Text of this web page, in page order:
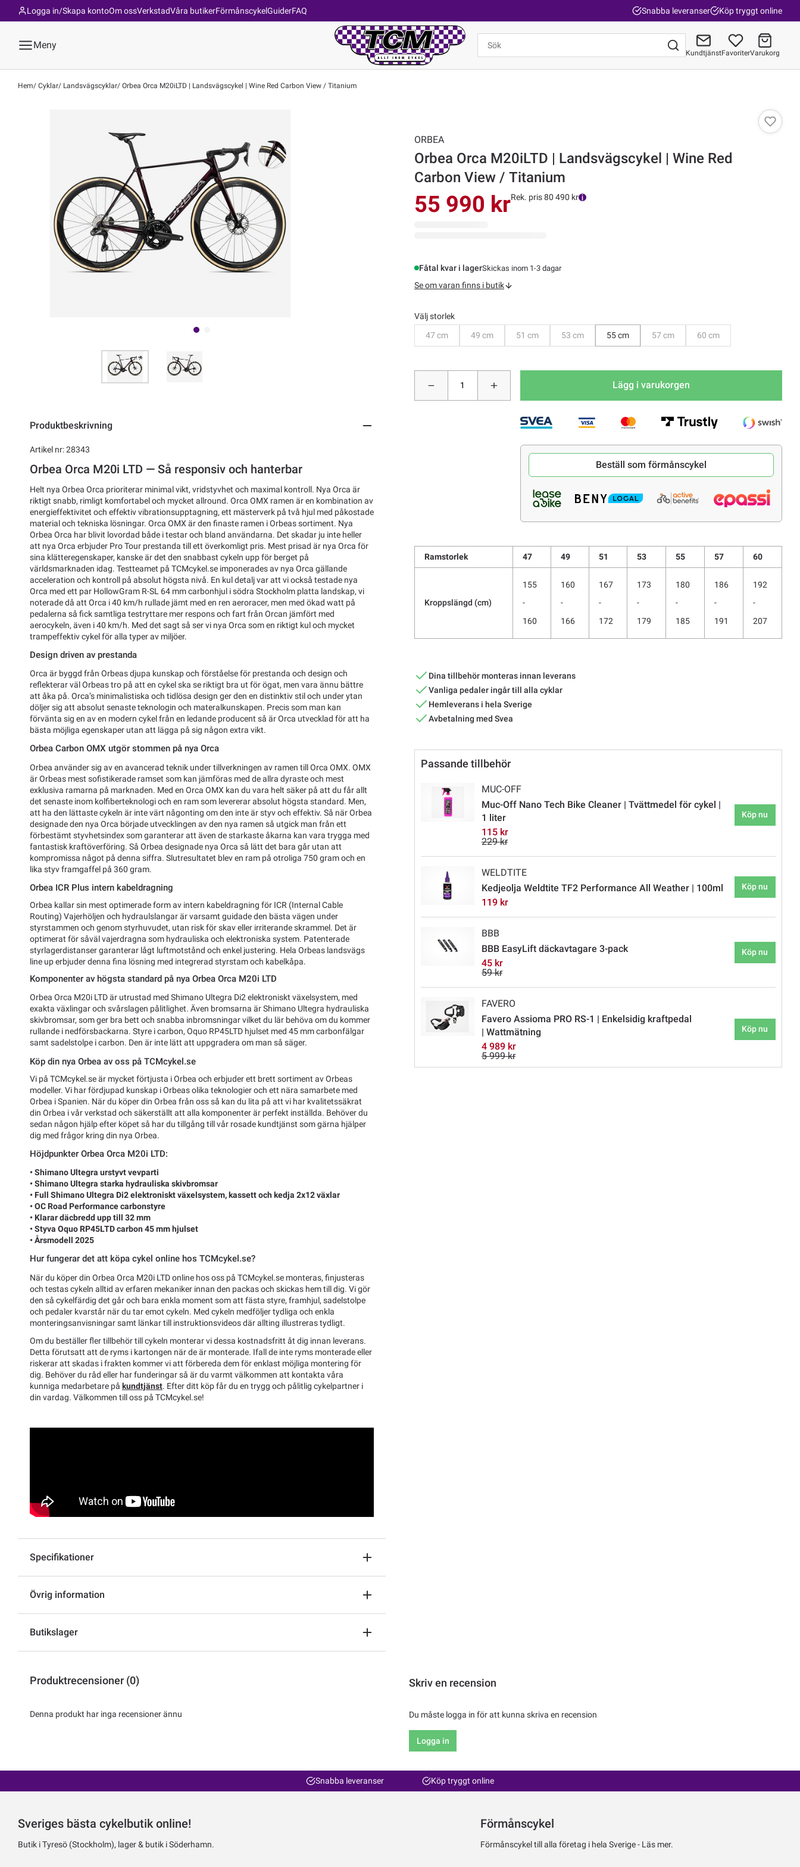
Om ossVerkstadVåra butikerFörmånscykelGuiderFAQ
Logga in/Skapa konto Snabba leveranser Köp tryggt online
Meny
KundtjänstFavoriterVarukorg
Hem Cyklar Landsvägscyklar Orbea Orca M20iLTD | Landsvägscykel | Wine Red Carbon View / Titanium
Produktbeskrivning
Artikel nr: 28343
Orbea Orca M20i LTD — Så responsiv och hanterbar
Helt nya Orbea Orca prioriterar minimal vikt, vridstyvhet och maximal kontroll. Nya Orca är
riktigt snabb, rimligt komfortabel och mycket allround. Orca OMX ramen är en kombination av
energieffektivitet och effektiv vibrationsupptagning, ett mästerverk på två hjul med påkostade
material och tekniska lösningar. Orca OMX är den finaste ramen i Orbeas sortiment. Nya
Orbea Orca har blivit lovordad både i testar och bland användarna. Det skadar ju inte heller
att nya Orca erbjuder Pro Tour prestanda till ett överkomligt pris. Mest prisad är nya Orca för
sina klätteregenskaper, kanske är det den snabbast cykeln upp för berget på
världsmarknaden idag. Testteamet på TCMcykel.se imponerades av nya Orca gällande
acceleration och kontroll på absolut högsta nivå. En kul detalj var att vi också testade nya
Orca med ett par HollowGram R-SL 64 mm carbonhjul i södra Stockholm platta landskap, vi
noterade då att Orca i 40 km/h rullade jämt med en ren aeroracer, men med ökad watt på
pedalerna så fick samtliga testryttare mer respons och fart från Orcan jämfört med
aerocykeln, även i 40 km/h. Med det sagt så ser vi nya Orca som en riktigt kul och mycket
trampeffektiv cykel för alla typer av miljöer.
Design driven av prestanda
Orca är byggd från Orbeas djupa kunskap och förståelse för prestanda och design och
reflekterar väl Orbeas tro på att en cykel ska se riktigt bra ut för ögat, men vara ännu bättre
att åka på. Orca’s minimalistiska och tidlösa design ger den en distinktiv stil och under ytan
döljer sig att absolut senaste teknologin och materalkunskapen. Precis som man kan
förvänta sig en av en modern cykel från en ledande producent så är Orca utvecklad för att ha
bästa möjliga egenskaper utan att lägga på sig någon extra vikt.
Orbea Carbon OMX utgör stommen på nya Orca
Orbea använder sig av en avancerad teknik under tillverkningen av ramen till Orca OMX. OMX
är Orbeas mest sofistikerade ramset som kan jämföras med de allra dyraste och mest
exklusiva ramarna på marknaden. Med en Orca OMX kan du vara helt säker på att du får allt
det senaste inom kolfiberteknologi och en ram som levererar absolut högsta standard. Men,
att ha den lättaste cykeln är inte värt någonting om den inte är styv och effektiv. Så när Orbea
designade den nya Orca började utvecklingen av den nya ramen så utgick man från ett
förbestämt styvhetsindex som garanterar att även de starkaste åkarna kan vara trygga med
fantastisk kraftöverföring. Så Orbea designade nya Orca så lätt det bara går utan att
kompromissa något på denna siffra. Slutresultatet blev en ram på otroliga 750 gram och en
lika styv framgaffel på 360 gram.
Orbea ICR Plus intern kabeldragning
Orbea kallar sin mest optimerade form av intern kabeldragning för ICR (Internal Cable
Routing) Vajerhöljen och hydraulslangar är varsamt guidade den bästa vägen under
styrstammen och genom styrhuvudet, utan risk för skav eller irriterande skrammel. Det är
optimerat för såväl vajerdragna som hydrauliska och elektroniska system. Patenterade
styrlagerdistanser garanterar lågt luftmotstånd och enkel justering. Hela Orbeas landsvägs
line up erbjuder denna fina lösning med integrerad styrstam och kabelkåpa.
Komponenter av högsta standard på nya Orbea Orca M20i LTD
Orbea Orca M20i LTD är utrustad med Shimano Ultegra Di2 elektroniskt växelsystem, med
exakta växlingar och svårslagen pålitlighet. Även bromsarna är Shimano Ultegra hydrauliska
skivbromsar, som ger bra bett och snabba inbromsningar vilket du lär behöva om du kommer
rullande i nedförsbackarna. Styre i carbon, Oquo RP45LTD hjulset med 45 mm carbonfälgar
samt sadelstolpe i carbon. Den är inte lätt att uppgradera om man så säger.
Köp din nya Orbea av oss på TCMcykel.se
Vi på TCMcykel.se är mycket förtjusta i Orbea och erbjuder ett brett sortiment av Orbeas
modeller. Vi har fördjupad kunskap i Orbeas olika teknologier och ett nära samarbete med
Orbea i Spanien. När du köper din Orbea från oss så kan du lita på att vi har kvalitetssäkrat
din Orbea i vår verkstad och säkerställt att alla komponenter är perfekt inställda. Behöver du
sedan någon hjälp efter köpet så har du tillgång till vår rosade kundtjänst som gärna hjälper
dig med frågor kring din nya Orbea.
Höjdpunkter Orbea Orca M20i LTD:
• Shimano Ultegra urstyvt vevparti
• Shimano Ultegra starka hydrauliska skivbromsar
• Full Shimano Ultegra Di2 elektroniskt växelsystem, kassett och kedja 2x12 växlar
• OC Road Performance carbonstyre
• Klarar däcbredd upp till 32 mm
• Styva Oquo RP45LTD carbon 45 mm hjulset
• Årsmodell 2025
Hur fungerar det att köpa cykel online hos TCMcykel.se?
När du köper din Orbea Orca M20i LTD online hos oss på TCMcykel.se monteras, finjusteras
och testas cykeln alltid av erfaren mekaniker innan den packas och skickas hem till dig. Vi gör
den så cykelfärdig det går och bara enkla moment som att fästa styre, framhjul, sadelstolpe
och pedaler kvarstår när du tar emot cykeln. Med cykeln medföljer tydliga och enkla
monteringsanvisningar samt länkar till instruktionsvideos där allting illustreras tydligt.
Om du beställer fler tillbehör till cykeln monterar vi dessa kostnadsfritt åt dig innan leverans.
Detta förutsatt att de ryms i kartongen när de är monterade. Ifall de inte ryms monterade eller
riskerar att skadas i frakten kommer vi att förbereda dem för enklast möjliga montering för
dig. Behöver du råd eller har funderingar så är du varmt välkommen att kontakta våra
kunniga medarbetare på kundtjänst. Efter ditt köp får du en trygg och pålitlig cykelpartner i
din vardag. Välkommen till oss på TCMcykel.se!
Specifikationer
Övrig information
Butikslager
ORBEA
Orbea Orca M20iLTD | Landsvägscykel | Wine Red
Carbon View / Titanium
55 990 krRek. pris 80 490 kr
Fåtal kvar i lagerSkickas inom 1-3 dagar
Se om varan finns i butik
Välj storlek
47 cm
49 cm 51 cm 53 cm 55 cm 57 cm 60 cm
Lägg i varukorgen
Beställ som förmånscykel
Ramstorlek 47 49 51 53 55 57 60
Kroppslängd (cm)
155
-
160
160
-
166
167
-
172
173
-
179
180
-
185
186
-
191
192
-
207
Dina tillbehör monteras innan leverans
Vanliga pedaler ingår till alla cyklar
Hemleverans i hela Sverige
Avbetalning med Svea
Passande tillbehör
MUC-OFF
Muc-Off Nano Tech Bike Cleaner | Tvättmedel för cykel |
1 liter
115 kr
229 kr
Köp nu
WELDTITE
Kedjeolja Weldtite TF2 Performance All Weather | 100ml
119 kr
Köp nu
BBB
BBB EasyLift däckavtagare 3-pack
45 kr
59 kr
Köp nu
FAVERO
Favero Assioma PRO RS-1 | Enkelsidig kraftpedal
| Wattmätning
4 989 kr
5 999 kr
Köp nu
Produktrecensioner (0)
Denna produkt har inga recensioner ännu
Skriv en recension
Du måste logga in för att kunna skriva en recension
Logga in
Snabba leveranser Köp tryggt online
Sveriges bästa cykelbutik online!
Butik i Tyresö (Stockholm), lager & butik i Söderhamn.
Förmånscykel
Förmånscykel till alla företag i hela Sverige - Läs mer.